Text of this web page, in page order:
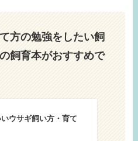
方の勉強をしたい飼
飼育本がおすすめで
ウサギ飼い方・育て